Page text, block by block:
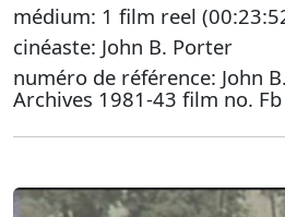
médium: 1 film reel
cinéaste: John B. Porter
numéro de référence: John
Archives 1981-43 film no. Fb